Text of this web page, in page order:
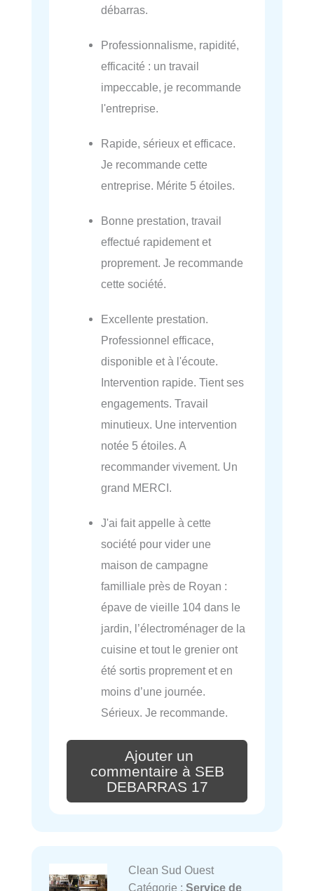
débarras.
Professionnalisme, rapidité,
efficacité : un travail
impeccable, je recommande
l'entreprise.
Rapide, sérieux et efficace.
Je recommande cette
entreprise. Mérite 5 étoiles.
Bonne prestation, travail
effectué rapidement et
proprement. Je recommande
cette société.
Excellente prestation.
Professionnel efficace,
disponible et à l'écoute.
Intervention rapide. Tient ses
engagements. Travail
minutieux. Une intervention
notée 5 étoiles. A
recommander vivement. Un
grand MERCI.
J'ai fait appelle à cette
société pour vider une
maison de campagne
familliale près de Royan :
épave de vieille 104 dans le
jardin, l’électroménager de la
cuisine et tout le grenier ont
été sortis proprement et en
moins d’une journée.
Sérieux. Je recommande.
Ajouter un
commentaire à SEB
DEBARRAS 17
Clean Sud Ouest
Catégorie : Service de